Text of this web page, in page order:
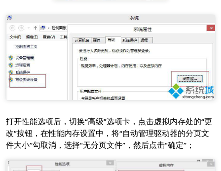
打开性能选项后，切换“高级”选项卡，点击虚拟内存处的“更
改”按钮，在性能内存设置中，将“自动管理驱动器的分页文
件大小”勾取消，选择“无分页文件”，然后点击“确定”；